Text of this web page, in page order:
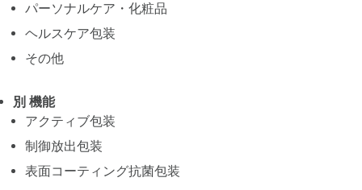
パーソナルケア・化粧品
ヘルスケア包装
その他
別 機能
アクティブ包装
制御放出包装
表面コーティング抗菌包装